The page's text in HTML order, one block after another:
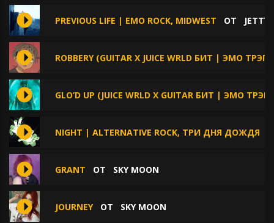
PREVIOUS LIFE | EMO ROCK, MIDWEST ОТ JETTY
ROBBERY (GUITAR X JUICE WRLD БИТ | ЭМО
GLO’D UP (JUICE WRLD X GUITAR БИТ | ЭМО
NIGHT | ALTERNATIVE ROCK, ТРИ ДНЯ ДОЖДЯ
GRANT ОТ SKY MOON
JOURNEYОТ SKY MOON